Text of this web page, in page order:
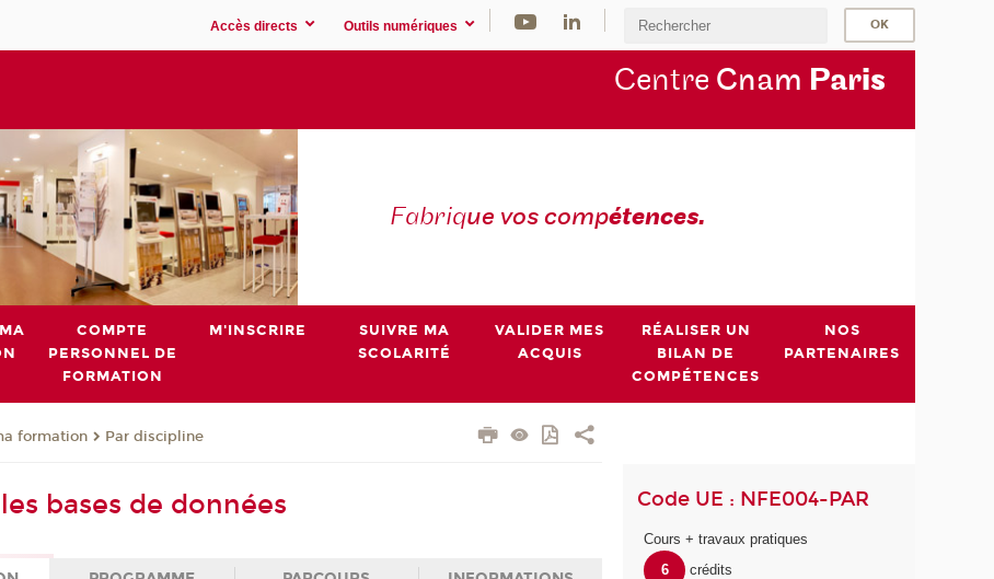
Accès directs Outils numériques
Centre Cnam Paris
Fabrique vos compétences.
COMPTE
PERSONNEL DE
FORMATION
M'INSCRIRE
SUIVRE MA
SCOLARITÉ
VALIDER MES
ACQUIS
RÉALISER UN
BILAN DE
COMPÉTENCES
NOS
PARTENAIRES
formation Par discipline
bases de données Code UE : NFE004-PAR
Cours + travaux pratiques
6
crédits